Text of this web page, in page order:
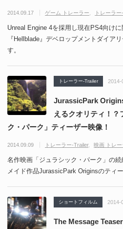
2014.09.17 ゲーム トレーラー トレーラ
Unreal Engine 4を採用し現在PS4向け
『Hellblade』デベロップメントダイア
す。
トレーラー-Trailer 2014-
JurassicPark
えるクオリティ！？
ク・パーク」ティーザー映像！
2014.09.09 トレーラー-Trailer 映画 トレー
名作映画「ジュラシック・パーク」の
メイド作品JurassicPark Originsのティ
ショートフィルム 2014-
The Message